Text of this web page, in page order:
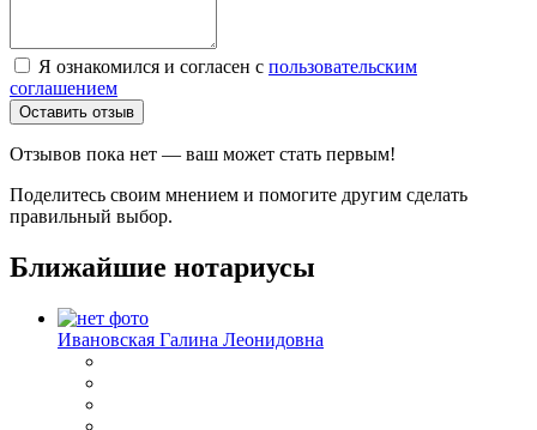
Я ознакомился и согласен с пользовательским
соглашением
Оставить отзыв
Отзывов пока нет — ваш может стать первым!
Поделитесь своим мнением и помогите другим сделать
правильный выбор.
Ближайшие нотариусы
Ивановская Галина Леонидовна